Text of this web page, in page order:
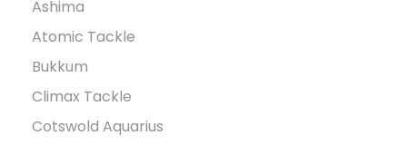
Ashima
Atomic Tackle
Bukkum
Climax Tackle
Cotswold Aquarius